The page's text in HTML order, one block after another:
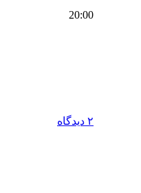
20:00
۲ دیدگاه